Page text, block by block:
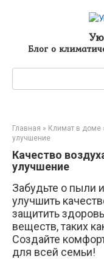
Блог о
Главная » Климат в доме
улучшение
Качество
улучшение
Забудьте о пыли
улучшить
защитить
веществ, таких
Создайте
для всей семьи!